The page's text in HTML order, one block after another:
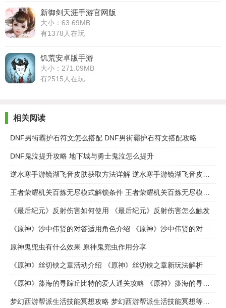
新御剑天涯手游官网版
大小：63.69MB
有1378人在玩
饥荒安卓版手游
大小：271.09MB
有2515人在玩
相关阅读
DNF男街霸护石符文怎么搭配 DNF男街霸护石符文搭配攻略
DNF鬼泣提升攻略 地下城与勇士鬼泣怎么提升
《最后纪元》反射伤害如何使用 《最后纪元》反射伤害怎么触发
原神鬼兜虫有什么效果 原神鬼兜虫作用分享
《原神》丝切铗之章活动介绍 《原神》丝切铗之章新玩法解析